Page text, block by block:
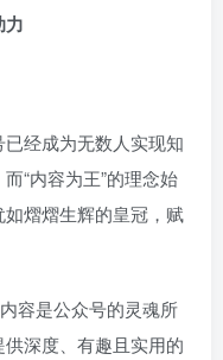
力
经成为无数人实现知
“内容为王”的理念始
熠熠生辉的皇冠，赋
容是公众号的灵魂所
深度、有趣且实用的